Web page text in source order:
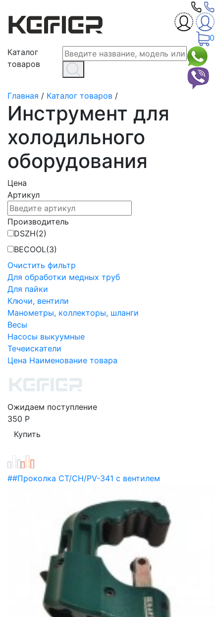
0
Каталог
товаров
Главная / Каталог товаров /
Инструмент для
холодильного
оборудования
Цена
Артикул
Производитель
DSZH(2)
BECOOL(3)
Очистить фильтр
Для обработки медных труб
Для пайки
Ключи, вентили
Манометры, коллекторы, шланги
Весы
Насосы выкуумные
Течеискатели
Цена Наименование товара
Ожидаем поступление
350 Р
##Проколка CT/CH/PV-341 с вентилем